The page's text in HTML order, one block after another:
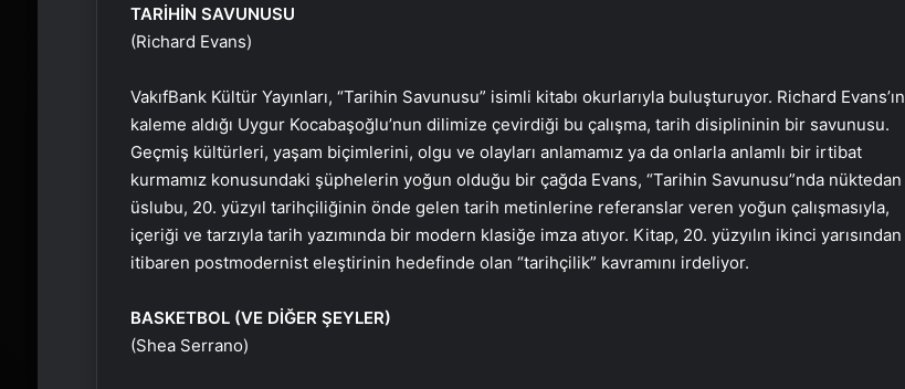
TARİHİN SAVUNUSU
(Richard Evans)
VakıfBank Kültür Yayınları, “Tarihin Savunusu” isimli kitabı okurlarıyla buluşturuyor. Richard Evans’ın
kaleme aldığı Uygur Kocabaşoğlu’nun dilimize çevirdiği bu çalışma, tarih disiplininin bir savunusu.
Geçmiş kültürleri, yaşam biçimlerini, olgu ve olayları anlamamız ya da onlarla anlamlı bir irtibat
kurmamız konusundaki şüphelerin yoğun olduğu bir çağda Evans, “Tarihin Savunusu”nda nüktedan
üslubu, 20. yüzyıl tarihçiliğinin önde gelen tarih metinlerine referanslar veren yoğun çalışmasıyla,
içeriği ve tarzıyla tarih yazımında bir modern klasiğe imza atıyor. Kitap, 20. yüzyılın ikinci yarısından
itibaren postmodernist eleştirinin hedefinde olan “tarihçilik” kavramını irdeliyor.
BASKETBOL (VE DİĞER ŞEYLER)
(Shea Serrano)